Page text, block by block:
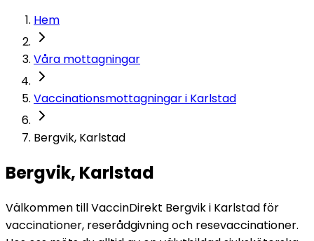
Hem
Våra mottagningar
Vaccinationsmottagningar i Karlstad
Bergvik, Karlstad
Bergvik, Karlstad
Välkommen till VaccinDirekt Bergvik i Karlstad för
vaccinationer, reserådgivning och resevaccinationer.